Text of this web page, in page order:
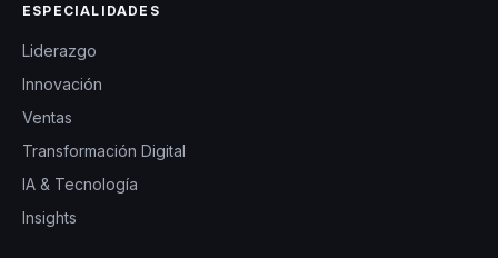
ESPECIALIDADES
Liderazgo
Innovación
Ventas
Transformación Digital
IA & Tecnología
Insights